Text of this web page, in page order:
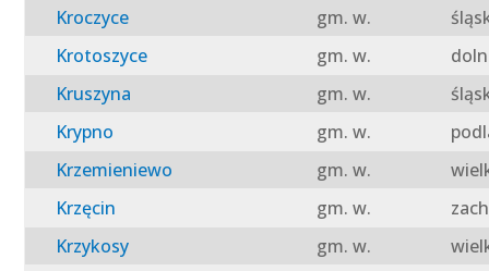
Kroczyce
gm. w.
Krotoszyce
gm. w.
Kruszyna
gm. w.
Krypno
gm. w.
Krzemieniewo
gm. w.
Krzęcin
gm. w.
Krzykosy
gm. w.